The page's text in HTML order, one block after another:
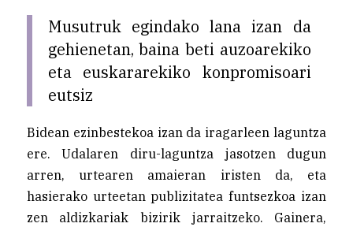
Musutruk egindako lana izan da
gehienetan, baina beti auzoarekiko
eta euskararekiko konpromisoari
eutsiz
Bidean ezinbestekoa izan da iragarleen laguntza
ere. Udalaren diru-laguntza jasotzen dugun
arren, urtearen amaieran iristen da, eta
hasierako urteetan publizitatea funtsezkoa izan
zen aldizkariak bizirik jarraitzeko. Gainera,